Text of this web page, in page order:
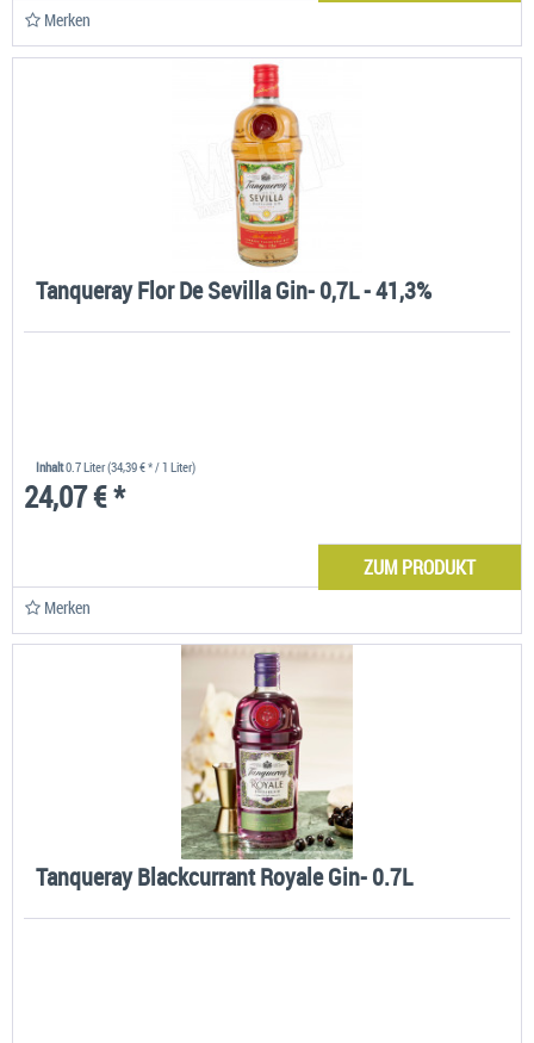
Merken
Tanqueray Flor De Sevilla Gin- 0,7L - 41,3%
Inhalt0.7 Liter(34,39 € * / 1 Liter)
24,07 € *
ZUM PRODUKT
Merken
Tanqueray Blackcurrant Royale Gin- 0.7L